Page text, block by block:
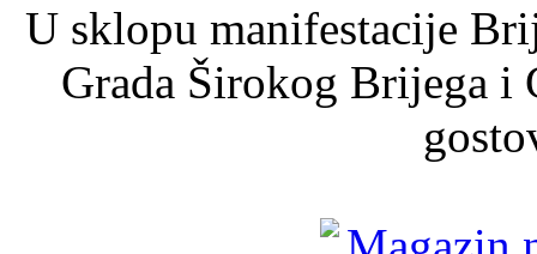
U sklopu manifestacije
Grada Širokog Brijega